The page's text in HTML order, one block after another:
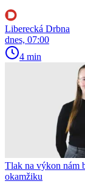
Liberecká Drbna
dnes, 07:00
4 min
Tlak na výkon nám
okamžiku